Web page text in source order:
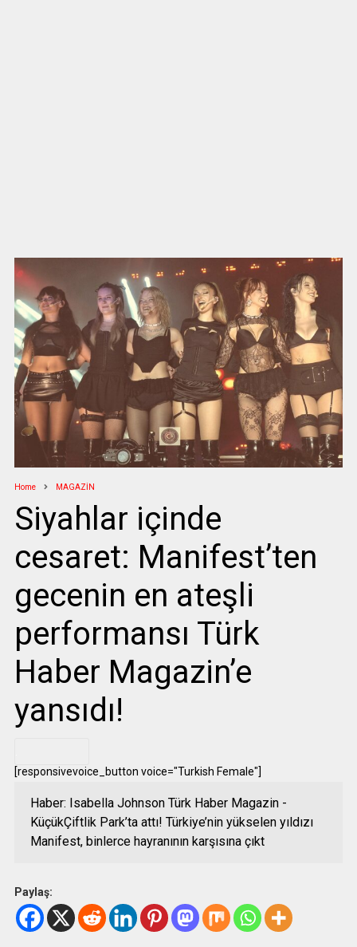
Home MAGAZİN
Siyahlar içinde
cesaret: Manifest’ten
gecenin en ateşli
performansı Türk
Haber Magazin’e
yansıdı!
[responsivevoice_button voice="Turkish Female"]
Haber: Isabella Johnson Türk Haber Magazin -
KüçükÇiftlik Park’ta attı! Türkiye’nin yükselen yıldızı
Manifest, binlerce hayranının karşısına çıkt
Paylaş: